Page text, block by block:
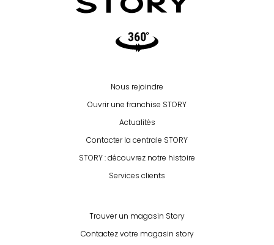
Video360
Nous rejoindre
Ouvrir une franchise STORY
Actualités
Contacter la centrale STORY
STORY : découvrez notre histoire
Services clients
Trouver un magasin Story
Contactez votre magasin story